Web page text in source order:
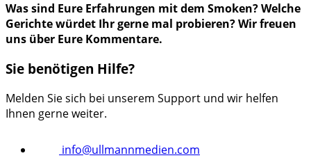
Was sind Eure Erfahrungen mit dem Smoken? Welche
Gerichte würdet Ihr gerne mal probieren? Wir freuen
uns über Eure Kommentare.
Sie benötigen Hilfe?
Melden Sie sich bei unserem Support und wir helfen
Ihnen gerne weiter.
info@ullmannmedien.com